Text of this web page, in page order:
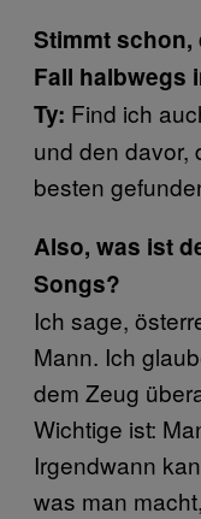
Stimmt schon,
Fall halbwegs
Ty: Find ich
und den davor,
besten
Also, was ist
Songs?
Ich sage,
Mann. Ich
dem Zeug
Wichtige ist:
Irgendwann
was man